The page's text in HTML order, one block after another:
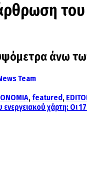
του
άνω των
Team
, featured,